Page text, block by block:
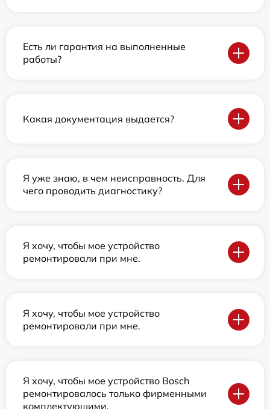
Есть ли гарантия на выполненные
работы?
Какая документация выдается?
Я уже знаю, в чем неисправность. Для
чего проводить диагностику?
Я хочу, чтобы мое устройство
ремонтировали при мне.
Я хочу, чтобы мое устройство
ремонтировали при мне.
Я хочу, чтобы мое устройство Bosch
ремонтировалось только фирменными
комплектующими.